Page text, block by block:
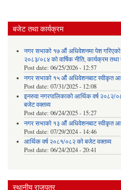
बजेट तथा कार्यक्रम
नगर सभाको १७ औं अधिवेशनमा पेश गरिएको
२०८३/०८४ को वार्षिक नीति, कार्यक्रम
Post date: 06/25/2026 - 12:57
नगर सभाको १५ औं अधिवेशनबाट स्वीकृत
Post date: 07/31/2025 - 12:08
इनरुवा नगरपालिकाको आर्थिक वर्ष २०८२/
बजेट वक्तव्य
Post date: 06/24/2025 - 15:27
नगर सभाको १३ औं अधिवेशनबाट स्वीकृत
Post date: 07/29/2024 - 14:46
आर्थिक वर्ष २०८१/०८२ को बजेट वक्तव्य
Post date: 06/24/2024 - 20:41
स्थानीय राजपत्र